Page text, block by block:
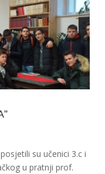
su učenici 3.c i
u pratnji prof.